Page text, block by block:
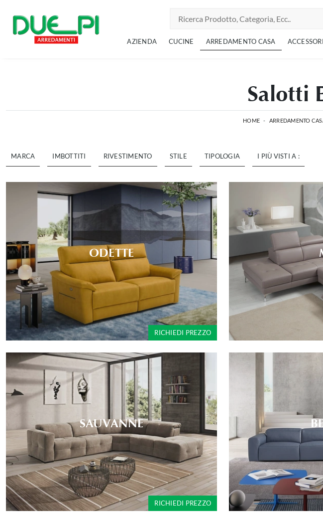
AZIENDA CUCINE ARREDAMENTO CASA
Salotti
HOME - ARREDAMENTO
MARCA IMBOTTITI RIVESTIMENTO STILE TIPOLOGIA I PIÙ VISTI A :
ODETTE
RICHIEDI PREZZO
SAUVANNE
RICHIEDI PREZZO